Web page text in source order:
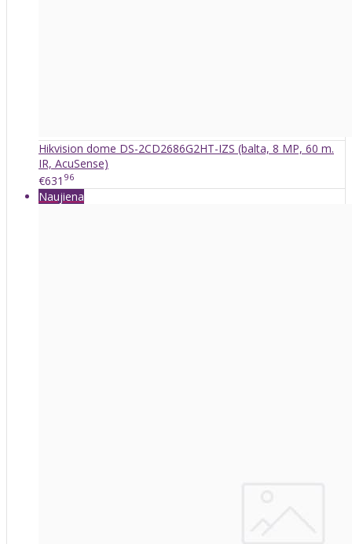
Hikvision dome DS-2CD2686G2HT-IZS (balta, 8 MP, 60 m.
IR, AcuSense)
€631 96
Naujiena